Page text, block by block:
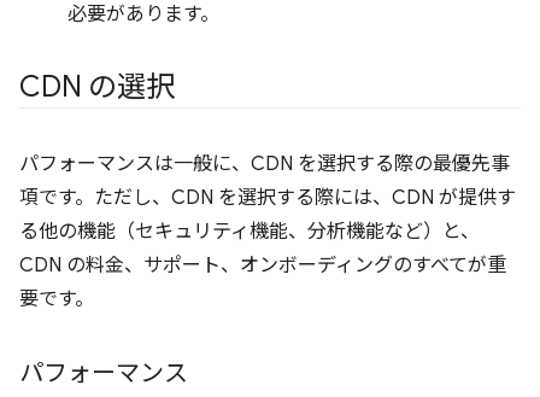
必要があります。
CDN の選択
パフォーマンスは一般に、CDN を選択する際の最優先事
項です。ただし、CDN を選択する際には、CDN が提供す
る他の機能（セキュリティ機能、分析機能など）と、
CDN の料金、サポート、オンボーディングのすべてが重
要です。
パフォーマンス